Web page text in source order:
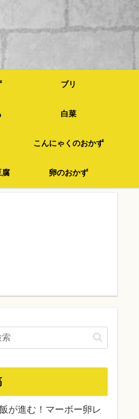
ブリ
白菜
こんにゃくのおかず
腐 卵のおかず
が進む！マーボー卵レ